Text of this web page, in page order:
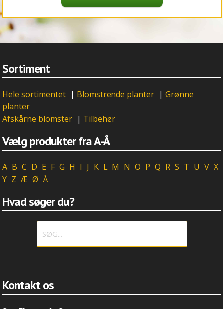
Sortiment
Hele sortimentet | Blomstrende planter | Grønne
planter
Afskårne blomster | Tilbehør
Vælg produkter fra A-Å
A B C D E F G H I J K L M N O P Q R S T U V X
Y Z Æ Ø Å
Hvad søger du?
Kontakt os